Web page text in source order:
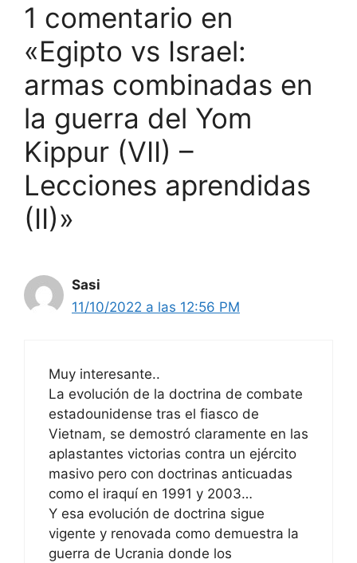
1 comentario en
«Egipto vs Israel:
armas combinadas en
la guerra del Yom
Kippur (VII) –
Lecciones aprendidas
(II)»
Sasi
11/10/2022 a las 12:56 PM
Muy interesante..
La evolución de la doctrina de combate
estadounidense tras el fiasco de
Vietnam, se demostró claramente en las
aplastantes victorias contra un ejército
masivo pero con doctrinas anticuadas
como el iraquí en 1991 y 2003…
Y esa evolución de doctrina sigue
vigente y renovada como demuestra la
guerra de Ucrania donde los